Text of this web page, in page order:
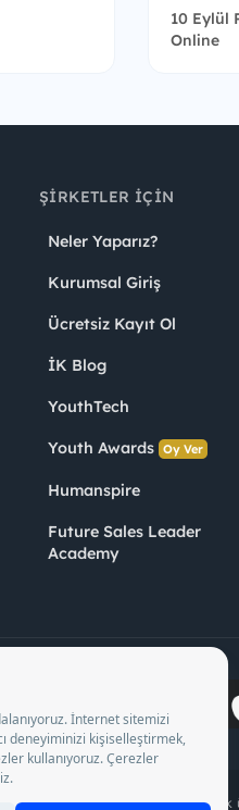
10 Eylül
Online
ŞIRKETLER İÇIN
Neler Yaparız?
Kurumsal Giriş
Ücretsiz Kayıt Ol
İK Blog
YouthTech
Youth Awards Oy Ver
Humanspire
Future Sales Leader
Academy
arasında faaliyette